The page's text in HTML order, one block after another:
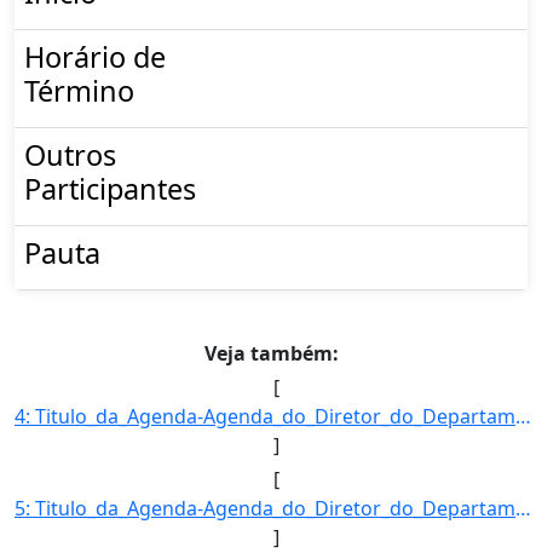
Horário de
Término
Outros
Participantes
Pauta
Veja também:
[
4: Titulo_da_Agenda-Agenda_do_Diretor_do_Departamento_de_Inspecao_de_Produtos_de_Origem_Vegetal-Descric]
]
[
5: Titulo_da_Agenda-Agenda_do_Diretor_do_Departamento_de_Inspecao_de_Produtos_de_Origem_Vegetal-Descric]
]